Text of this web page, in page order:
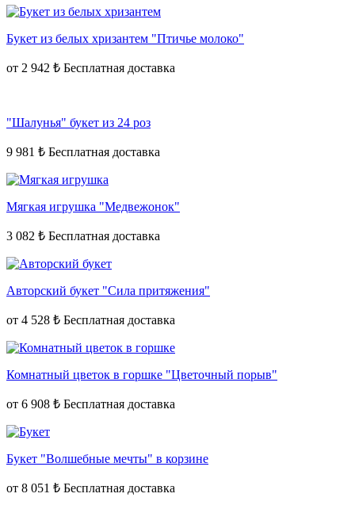
Букет из белых хризантем "Птичье молоко"
от 2 942 ₺
"Шалунья" букет из 24 роз
9 981 ₺
Мягкая игрушка "Медвежонок"
3 082 ₺
Авторский букет "Сила притяжения"
от 4 528 ₺
Комнатный цветок в горшке "Цветочный порыв"
от 6 908 ₺
Букет "Волшебные мечты" в корзине
от 8 051 ₺